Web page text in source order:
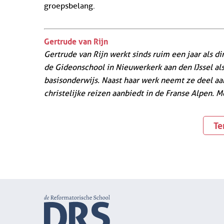
groepsbelang.
Gertrude van Rijn
Gertrude van Rijn werkt sinds ruim een jaar als
de Gideonschool in Nieuwerkerk aan den IJssel
basisonderwijs. Naast haar werk neemt ze deel
christelijke reizen aanbiedt in de Franse Alpen.